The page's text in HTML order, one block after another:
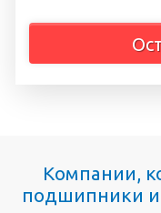
Компании,
подшипники